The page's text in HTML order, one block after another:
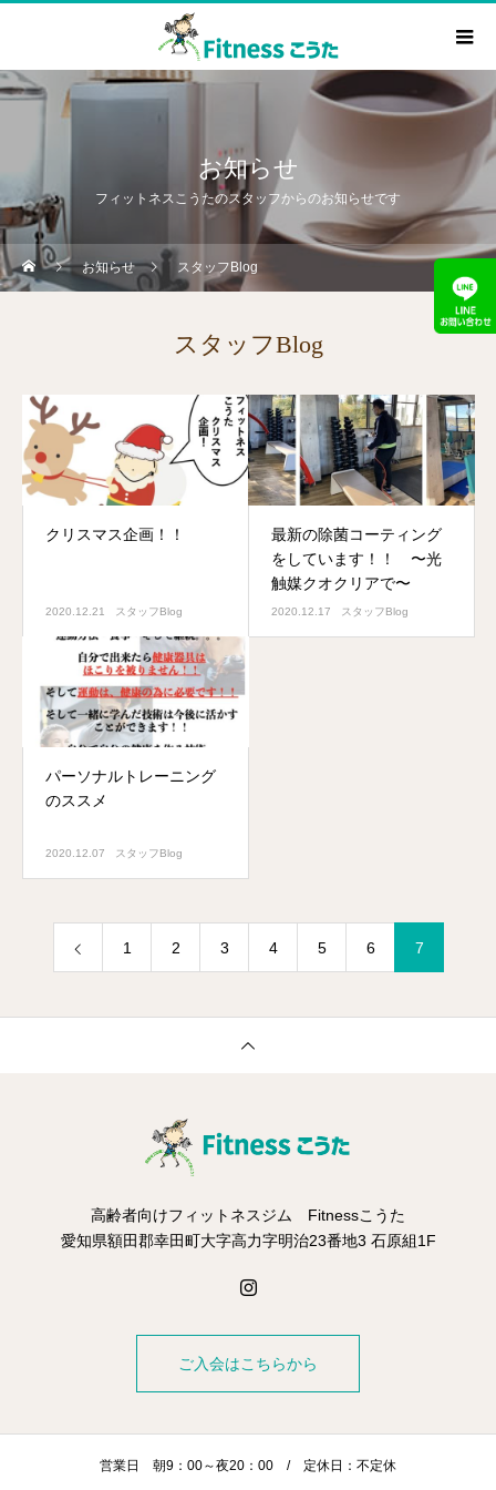
お知らせ
フィットネスこうたのスタッフからのお知らせです
お知らせ スタッフBlog
スタッフBlog
クリスマス企画！！
2020.12.21 スタッフBlog
最新の除菌コーティング
をしています！！ 〜光
触媒クオクリアで〜
2020.12.17 スタッフBlog
パーソナルトレーニング
のススメ
2020.12.07 スタッフBlog
1 2 3 4 5 6 7
高齢者向けフィットネスジム Fitnessこうた
愛知県額田郡幸田町大字高力字明治23番地3 石原組1F
ご入会はこちらから
営業日 朝9：00～夜20：00 / 定休日：不定休